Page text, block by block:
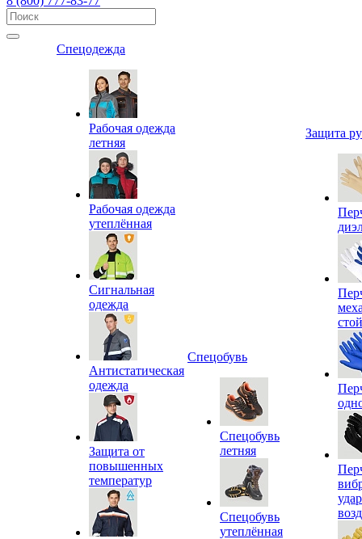
Спецодежда
Рабочая одежда
летняя
Рабочая одежда
утеплённая
Сигнальная
одежда
Антистатическая
одежда
Защита от
повышенных
температур
Спецобувь
Спецобувь
летняя
Спецобувь
утеплённая
Защита